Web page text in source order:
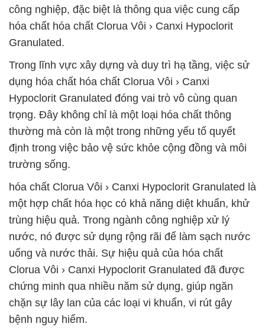
công nghiệp, đặc biệt là thông qua việc cung cấp
hóa chất hóa chất Clorua Vôi › Canxi Hypoclorit
Granulated.
Trong lĩnh vực xây dựng và duy trì hạ tầng, việc sử
dụng hóa chất hóa chất Clorua Vôi › Canxi
Hypoclorit Granulated đóng vai trò vô cùng quan
trọng. Đây không chỉ là một loại hóa chất thông
thường mà còn là một trong những yếu tố quyết
định trong việc bảo vệ sức khỏe cộng đồng và môi
trường sống.
hóa chất Clorua Vôi › Canxi Hypoclorit Granulated là
một hợp chất hóa học có khả năng diệt khuẩn, khử
trùng hiệu quả. Trong ngành công nghiệp xử lý
nước, nó được sử dụng rộng rãi để làm sạch nước
uống và nước thải. Sự hiệu quả của hóa chất
Clorua Vôi › Canxi Hypoclorit Granulated đã được
chứng minh qua nhiều năm sử dụng, giúp ngăn
chặn sự lây lan của các loại vi khuẩn, vi rút gây
bệnh nguy hiểm.